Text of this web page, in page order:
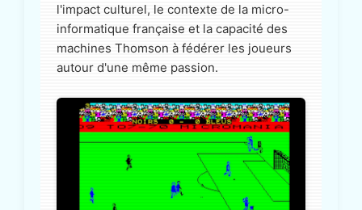
l'impact culturel, le contexte de la micro-
informatique française et la capacité des
machines Thomson à fédérer les joueurs
autour d'une même passion.